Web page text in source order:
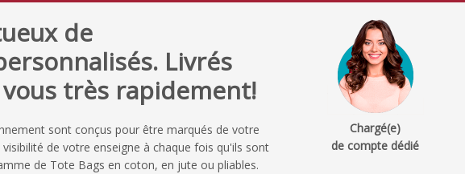
de
Livrés
très rapidement!
sont conçus pour être marqués de votre
de votre enseigne à chaque fois qu'ils sont
de Tote Bags en coton, en jute ou pliables.
Chargé(e)
de compte dédié